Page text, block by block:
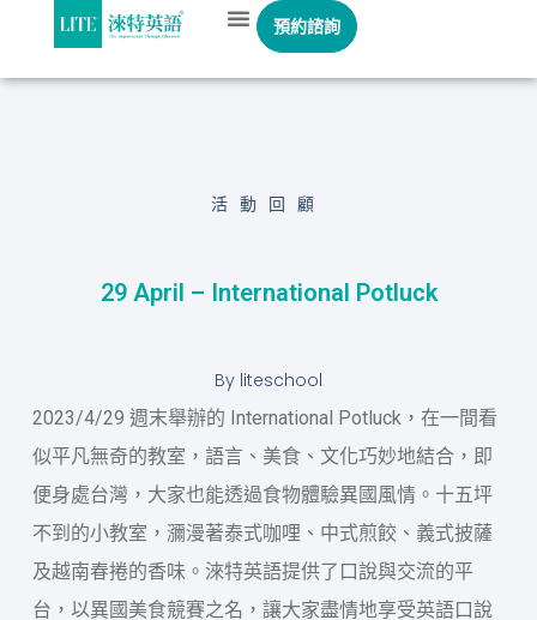
預約諮詢
活動回顧
29 April – International Potluck
By liteschool
2023/4/29 週末舉辦的 International Potluck，在一間看
似平凡無奇的教室，語言、美食、文化巧妙地結合，即
便身處台灣，大家也能透過食物體驗異國風情。十五坪
不到的小教室，瀰漫著泰式咖哩、中式煎餃、義式披薩
及越南春捲的香味。淶特英語提供了口說與交流的平
台，以異國美食競賽之名，讓大家盡情地享受英語口說